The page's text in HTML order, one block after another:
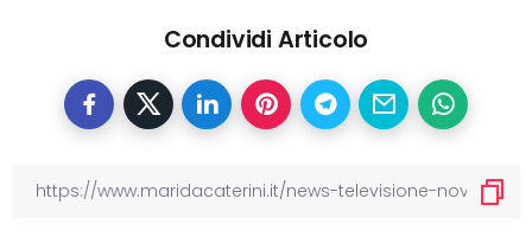
Condividi Articolo